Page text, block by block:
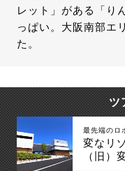
レット」がある「り
っぱい。大阪南部エ
た。
ツ
最先端のロ
変なリ
（旧）